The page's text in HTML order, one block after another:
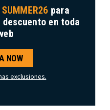
SUMMER26 para
descuento en toda
NOW
exclusiones.